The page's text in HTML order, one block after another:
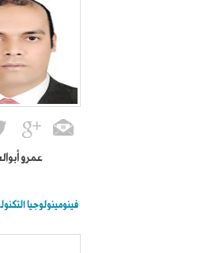
عمرو
فينومينولوجيا